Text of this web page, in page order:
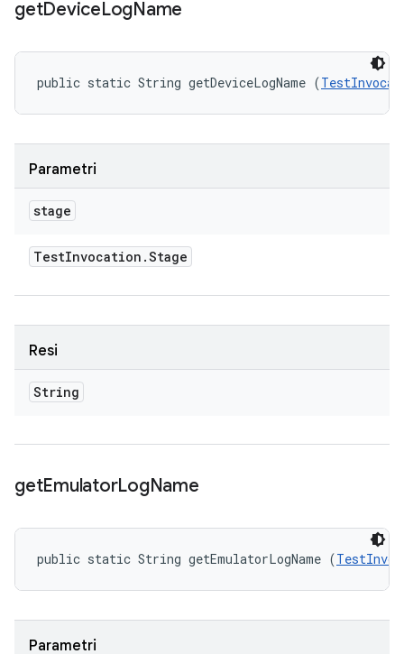
getDeviceLogName
public static String getDeviceLogName (
Parametri
stage
TestInvocation .Stage
Resi
String
getEmulatorLogName
public static String getEmulatorLogName (
Parametri